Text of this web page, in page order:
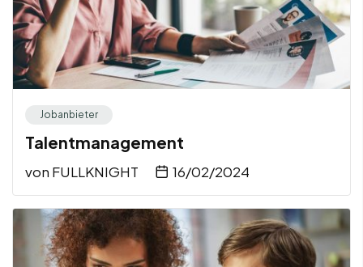
Jobanbieter
Talentmanagement
von FULLKNIGHT 16/02/2024